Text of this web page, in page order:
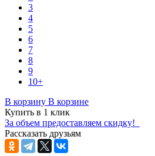
3
4
5
6
7
8
9
10+
В корзину В корзине
Купить в 1 клик
За объем предоставляем скидку!
Рассказать друзьям